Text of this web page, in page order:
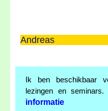
Andreas
Ik ben beschikbaar
lezingen en seminars.
informatie